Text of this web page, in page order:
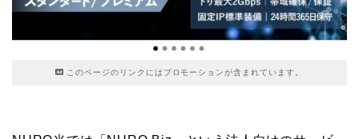
このページのリンクにはプロモーションが含まれています。